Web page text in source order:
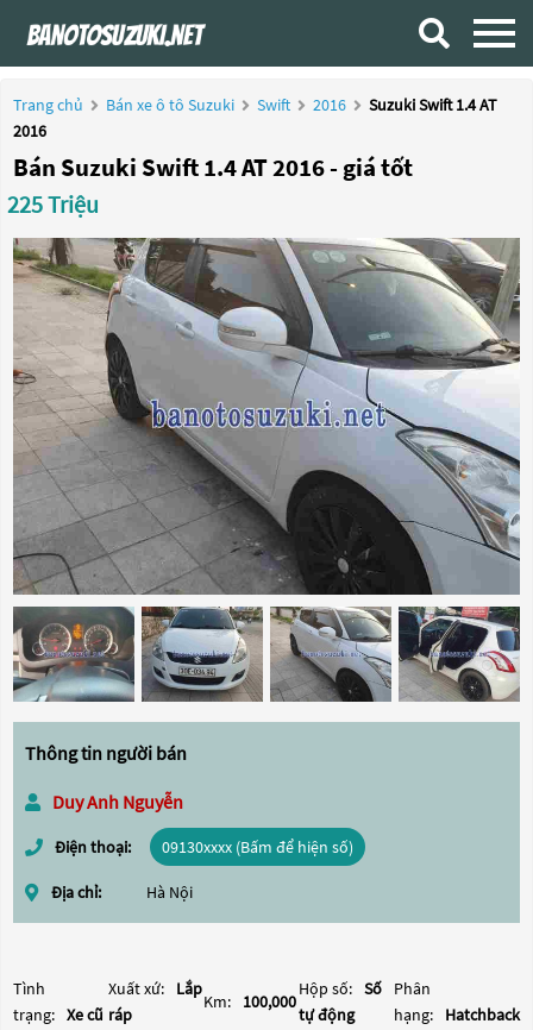
Trang chủ Bán xe ô tô Suzuki Swift 2016
Suzuki Swift 1.4 AT
2016
Bán Suzuki Swift 1.4 AT 2016 - giá tốt
225 Triệu
Thông tin người bán
Duy Anh Nguyễn
Điện thoại: 09130xxxx (Bấm để hiện số)
Địa chỉ: Hà Nội
Tình
trạng: Xe cũ
Xuất xứ:
Lắp
ráp
Km: 100,000
Hộp số: Số
tự động
Phân
hạng:
Hatchback